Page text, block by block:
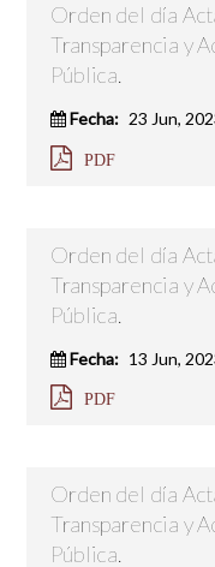
Orden del día
Transparencia y
Pública.
Fecha: 23 Jun,
PDF
Orden del día
Transparencia y
Pública.
Fecha: 13 Jun,
PDF
Orden del día
Transparencia y
Pública.